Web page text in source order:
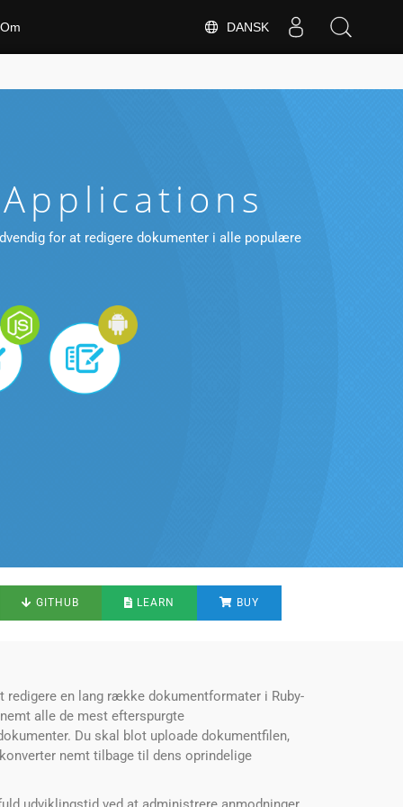
DANSK
Om
for at redigere dokumenter i alle populære
GITHUB LEARN BUY
redigere en lang række dokumentformater i Ruby-
alle de mest efterspurgte
Du skal blot uploade dokumentfilen,
nemt tilbage til dens oprindelige